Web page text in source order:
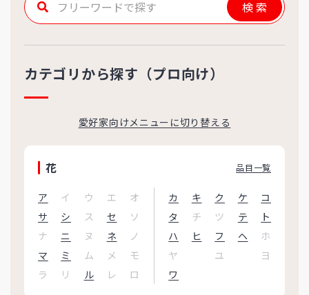
検索
カテゴリから探す（プロ向け）
愛好家向けメニューに切り替える
花 品目一覧
ア イ ウ エ オ カ キ ク ケ
コ
サ
シ ス セ ソ タ チ ツ テ
ト
ナ
ニ ヌ ネ ノ ハ ヒ フ ヘ
ホ
マ
ミ ム メ モ ヤ ユ
ヨ
ラ
リ ル レ ロ ワ